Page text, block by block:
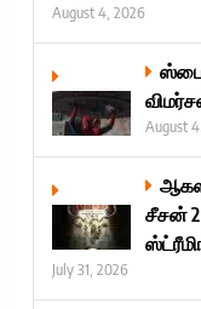
August 4, 2026
August
சீசன் 2
July 31, 2026